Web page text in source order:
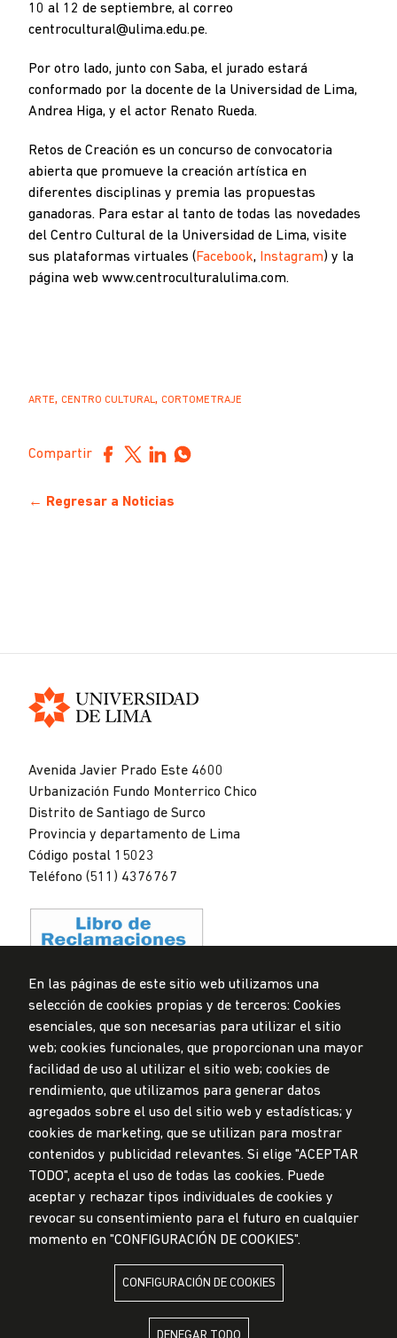
10 al 12 de septiembre, al correo
centrocultural@ulima.edu.pe.
Por otro lado, junto con Saba, el jurado estará
conformado por la docente de la Universidad de Lima,
Andrea Higa, y el actor Renato Rueda.
Retos de Creación es un concurso de convocatoria
abierta que promueve la creación artística en
diferentes disciplinas y premia las propuestas
ganadoras. Para estar al tanto de todas las novedades
del Centro Cultural de la Universidad de Lima, visite
sus plataformas virtuales ( Facebook, Instagram) y la
página web www.centroculturalulima.com.
ARTE, CENTRO CULTURAL, CORTOMETRAJE
Compartir
← Regresar a Noticias
Avenida Javier Prado Este 4600
Urbanización Fundo Monterrico Chico
Distrito de Santiago de Surco
Provincia y departamento de Lima
Código postal 15023
Teléfono (511) 4376767
Privacidad de datos personales
Mesa de partes
Todos los derechos reservados
Diseñado por
LA UNIVERSIDAD DE LIMA ES MIEMBRO DE
LA UNIVERSIDAD DE LIMA ESTÁ AFILIADA A
En las páginas de este sitio web utilizamos una
selección de cookies propias y de terceros: Cookies
esenciales, que son necesarias para utilizar el sitio
web; cookies funcionales, que proporcionan una mayor
facilidad de uso al utilizar el sitio web; cookies de
rendimiento, que utilizamos para generar datos
agregados sobre el uso del sitio web y estadísticas; y
cookies de marketing, que se utilizan para mostrar
contenidos y publicidad relevantes. Si elige "ACEPTAR
TODO", acepta el uso de todas las cookies. Puede
aceptar y rechazar tipos individuales de cookies y
revocar su consentimiento para el futuro en cualquier
momento en "CONFIGURACIÓN DE COOKIES".
CONFIGURACIÓN DE COOKIES